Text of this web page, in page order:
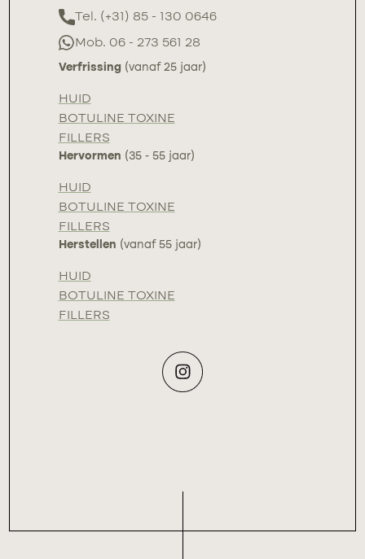
Tel. (+31) 85 - 130 0646
Mob. 06 - 273 561 28
Verfrissing (vanaf 25 jaar)
HUID
BOTULINE TOXINE
FILLERS
Hervormen (35 - 55 jaar)
HUID
BOTULINE TOXINE
FILLERS
Herstellen (vanaf 55 jaar)
HUID
BOTULINE TOXINE
FILLERS